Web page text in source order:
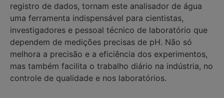
registro de dados, tornam este analisador de água
uma ferramenta indispensável para cientistas,
investigadores e pessoal técnico de laboratório que
dependem de medições precisas de pH. Não só
melhora a precisão e a eficiência dos experimentos,
mas também facilita o trabalho diário na indústria, no
controle de qualidade e nos laboratórios.